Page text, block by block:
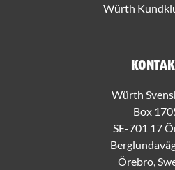
Würth
Würth
Box
SE-701 17
Örebro,